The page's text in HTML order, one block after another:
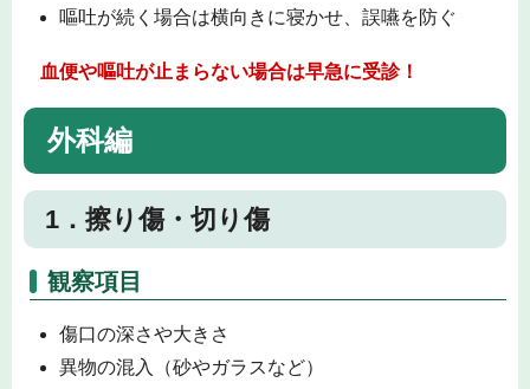
嘔吐が続く場合は横向きに寝かせ、誤嚥を防ぐ
血便や嘔吐が止まらない場合は早急に受診！
外科編
1．擦り傷・切り傷
観察項目
傷口の深さや大きさ
異物の混入（砂やガラスなど）